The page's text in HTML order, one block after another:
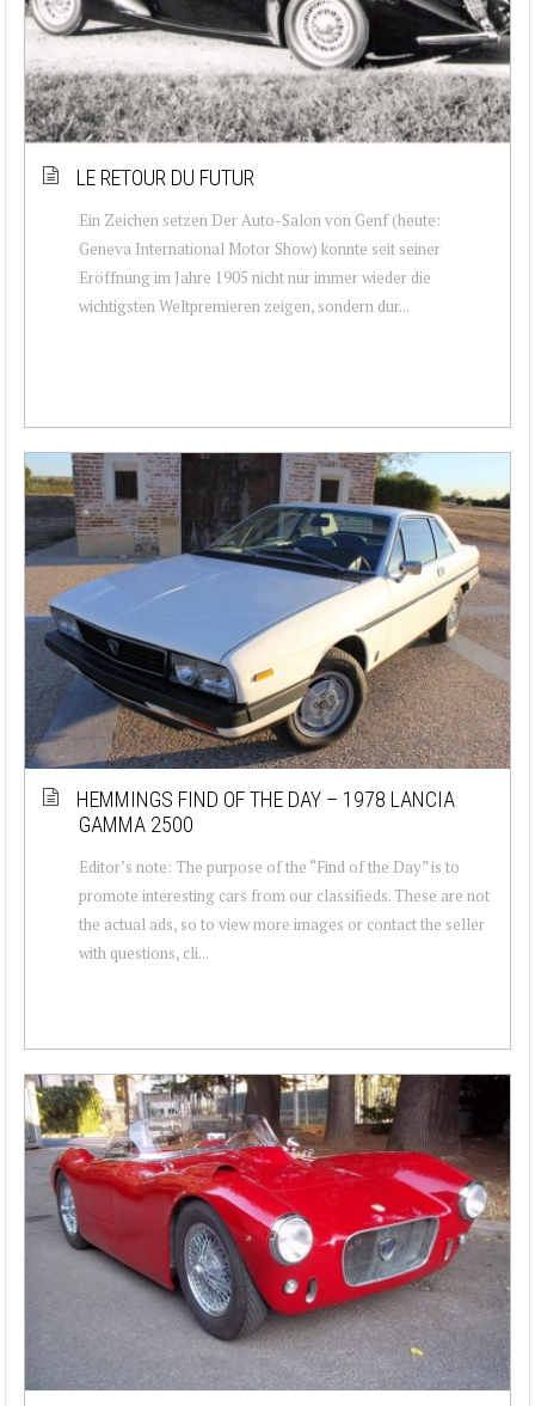
LE RETOUR DU FUTUR
Ein Zeichen setzen Der Auto-Salon von Genf (heute:
Geneva International Motor Show) konnte seit seiner
Eröffnung im Jahre 1905 nicht nur immer wieder die
wichtigsten Weltpremieren zeigen, sondern dur...
HEMMINGS FIND OF THE DAY – 1978 LANCIA
GAMMA 2500
Editor’s note: The purpose of the “Find of the Day” is to
promote interesting cars from our classifieds. These are not
the actual ads, so to view more images or contact the seller
with questions, cli...